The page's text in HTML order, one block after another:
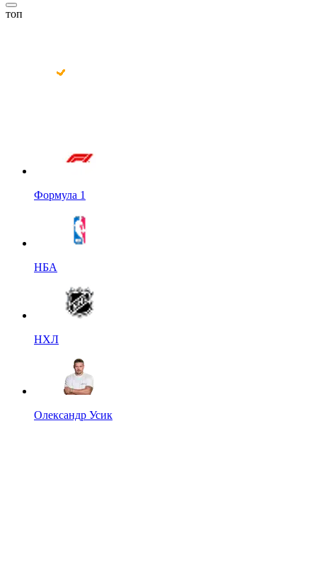
топ
Формула 1
НБА
НХЛ
Олександр Усик